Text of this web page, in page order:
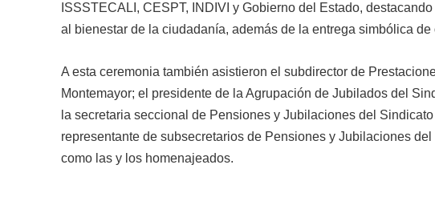
ISSSTECALI, CESPT, INDIVI y Gobierno del Estado,
al bienestar de la ciudadanía, además de la entrega simbólica
A esta ceremonia también asistieron el subdirector de
Montemayor; el presidente de la Agrupación de Jubilados del
la secretaria seccional de Pensiones y Jubilaciones del
representante de subsecretarios de Pensiones y Jubilaciones
como las y los homenajeados.